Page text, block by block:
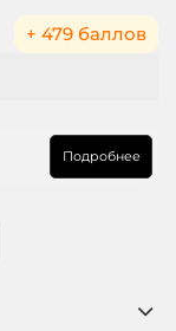
+ 479 баллов
Подробнее